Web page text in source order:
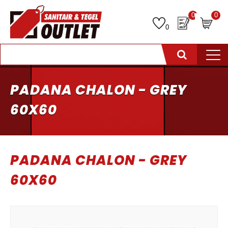
0
0 0
PADANA CHALON - GREY
60X60
PADANA CHALON - GREY
60X60